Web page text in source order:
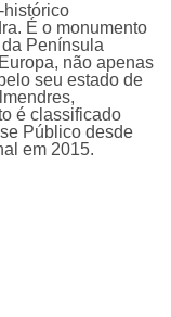
histórico
É o monumento
Pení­nsula
não apenas
seu estado de
é classificado
Público desde
em 2015.